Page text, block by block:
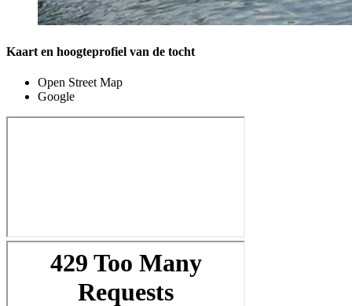
Kaart en hoogteprofiel van de tocht
Open Street Map
Google